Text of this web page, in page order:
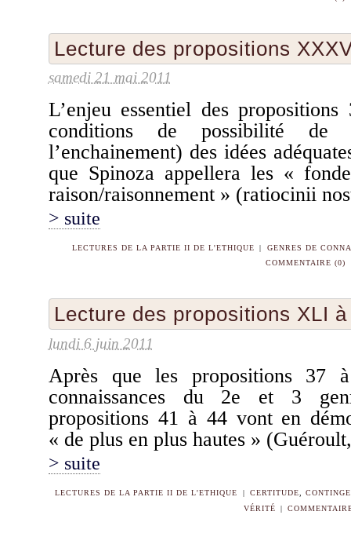
Lecture des propositions
samedi 21 mai 2011
L’enjeu essentiel des
conditions de possibilité
l’enchainement) des idées
que Spinoza appellera les «
raison/raisonnement » (ratiocinii
> suite
LECTURES DE LA PARTIE II DE L'ETHIQUE |
GENRES DE
COMMENTAIRE (0)
Lecture des propositions XLI
lundi 6 juin 2011
Après que les propositions 37
connaissances du 2e et 3
propositions 41 à 44 vont en
« de plus en plus hautes »
> suite
LECTURES DE LA PARTIE II DE L'ETHIQUE | CERTITUDE
VÉRITÉ
|